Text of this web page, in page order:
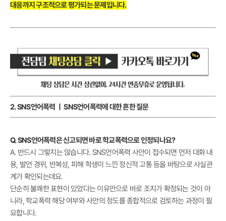
대응까지 구조적으로 평가되는 문제입니다.
2. SNS언어폭력 ㅣ SNS언어폭력에 대한 흔한 질문
Q. SNS언어폭력은 신고되면 바로 학교폭력으로 인정되나요?
A. 반드시 그렇지는 않습니다. SNS언어폭력 사안이 접수되면 먼저 대화 내
용, 발언 경위, 반복성, 피해 학생이 느낀 정신적 고통 등을 바탕으로 사실관
계가 확인되는데요.
단순히 불쾌한 표현이 있었다는 이유만으로 바로 조치가 확정되는 것이 아
니라, 학교폭력 해당 여부와 사안의 정도를 종합적으로 검토하는 과정이 필
요합니다.